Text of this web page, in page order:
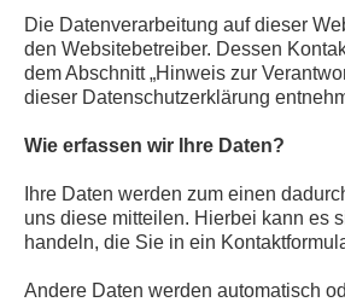
Die Datenverarbeitung auf dieser
den Websitebetreiber. Dessen
dem Abschnitt „Hinweis zur
dieser Datenschutzerklärung
Wie erfassen wir Ihre Daten?
Ihre Daten werden zum einen
uns diese mitteilen. Hierbei kann es
handeln, die Sie in ein
Andere Daten werden automatisch